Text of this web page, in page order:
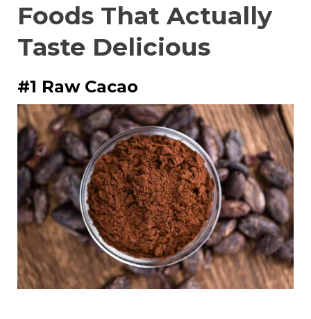
Foods That Actually
Taste Delicious
#1 Raw Cacao